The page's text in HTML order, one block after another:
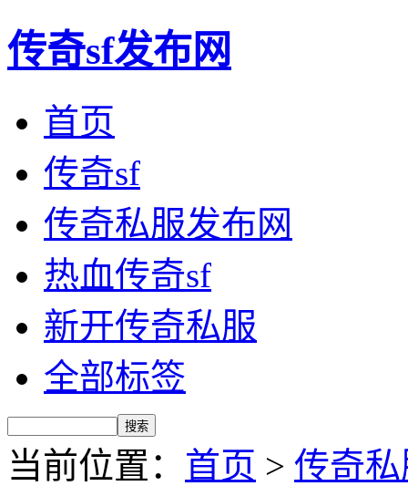
传奇sf发布网
首页
传奇sf
传奇私服发布网
热血传奇sf
新开传奇私服
全部标签
当前位置： 首页 > 传奇